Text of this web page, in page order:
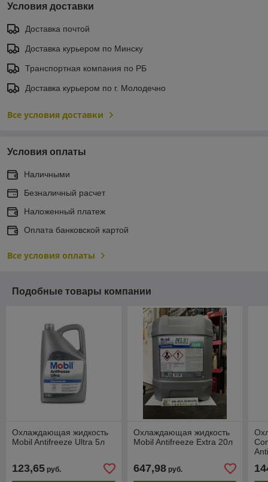
Условия доставки
Доставка почтой
Доставка курьером по Минску
Транспортная компания по РБ
Доставка курьером по г. Молодечно
Все условия доставки
Условия оплаты
Наличными
Безналичный расчет
Наложенный платеж
Оплата банковской картой
Все условия оплаты
Подобные товары компании
Охлаждающая жидкость
Mobil Antifreeze Ultra 5л
123,65 руб.
Охлаждающая жидкость
Mobil Antifreeze Extra 20л
647,98руб.